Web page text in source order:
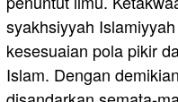
syakhsiyyah
kesesuaian pola pikir
Islam. Dengan